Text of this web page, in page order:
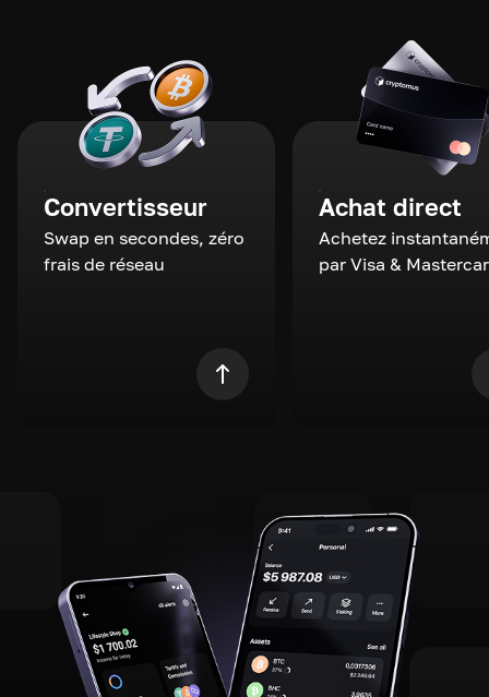
Convertisseur
Swap en secondes, zéro
frais de réseau
Achat direct
Achetez
par Visa &